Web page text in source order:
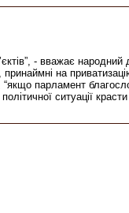
- вважає народний
на приватизацію
парламент
ситуації